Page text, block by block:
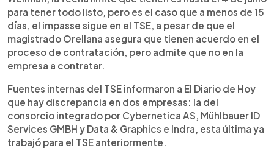
para tener todo listo, pero es el caso que a menos de 15
días, el impasse sigue en el TSE, a pesar de que el
magistrado Orellana asegura que tienen acuerdo en el
proceso de contratación, pero admite que no en la
empresa a contratar.
Fuentes internas del TSE informaron a El Diario de Hoy
que hay discrepancia en dos empresas: la del
consorcio integrado por Cybernetica AS, Mühlbauer ID
Services GMBH y Data & Graphics e Indra, esta última ya
trabajó para el TSE anteriormente.